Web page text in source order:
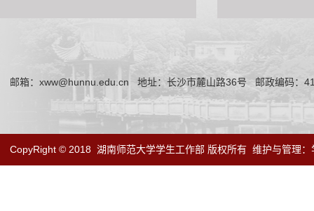
邮箱：xww@hunnu.edu.cn 地址：长沙市麓山路36号 邮政编码：
CopyRight © 2018 湖南师范大学学生工作部 版权所有 维护与管理：